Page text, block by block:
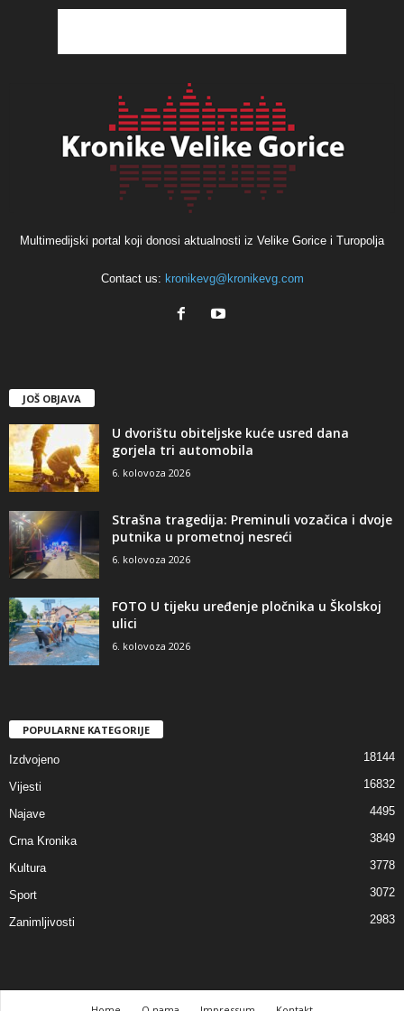
Multimedijski portal koji donosi aktualnosti iz Velike Gorice i Turopolja
Contact us: kronikevg@kronikevg.com
JOŠ OBJAVA
U dvorištu obiteljske kuće usred dana
gorjela tri automobila
6. kolovoza 2026
Strašna tragedija: Preminuli vozačica i dvoje
putnika u prometnoj nesreći
6. kolovoza 2026
FOTO U tijeku uređenje pločnika u Školskoj
ulici
6. kolovoza 2026
POPULARNE KATEGORIJE
Izdvojeno 18144
Vijesti 16832
Najave 4495
Crna Kronika 3849
Kultura 3778
Sport 3072
Zanimljivosti 2983